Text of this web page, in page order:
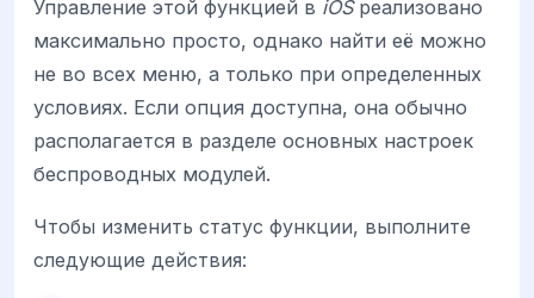
Управление этой функцией в iOSреализовано
максимально просто, однако найти её можно
не во всех меню, а только при определенных
условиях. Если опция доступна, она обычно
располагается в разделе основных настроек
беспроводных модулей.
Чтобы изменить статус функции, выполните
следующие действия: